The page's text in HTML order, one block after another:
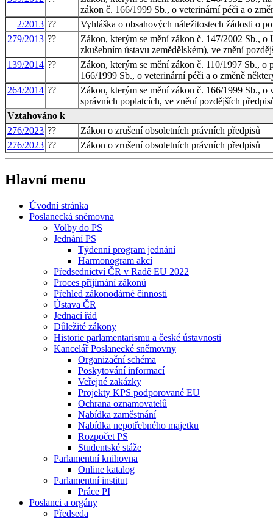
zákon č. 166/1999 Sb., o veterinární péči a o
2/2013 ??
Vyhláška o obsahových náležitostech žádosti o
279/2013 ??
Zákon, kterým se mění zákon č. 147/2002 Sb.,
zkušebním ústavu zemědělském), ve znění
139/2014 ??
Zákon, kterým se mění zákon č. 110/1997 Sb.,
166/1999 Sb., o veterinární péči a o změně
264/2014 ??
Zákon, kterým se mění zákon č. 166/1999 Sb.,
správních poplatcích, ve znění pozdějších
Vztahováno k
276/2023 ??
Zákon o zrušení obsoletních právních předpisů
276/2023 ?? Zákon o zrušení obsoletních právních předpisů
Hlavní menu
Úvodní stránka
Poslanecká sněmovna
Volby do PS
Jednání PS
Týdenní program jednání
Harmonogram akcí
Předsednictví ČR v Radě EU 2022
Proces příjímání zákonů
Přehled zákonodárné činnosti
Ústava ČR
Jednací řád
Důležité zákony
Historie parlamentarismu a české ústavnosti
Kancelář Poslanecké sněmovny
Organizační schéma
Poskytování informací
Veřejné zakázky
Projekty KPS podporované EU
Ochrana oznamovatelů
Nabídka zaměstnání
Nabídka nepotřebného majetku
Rozpočet PS
Studentské stáže
Parlamentní knihovna
Online katalog
Parlamentní institut
Práce PI
Poslanci a orgány
Předseda